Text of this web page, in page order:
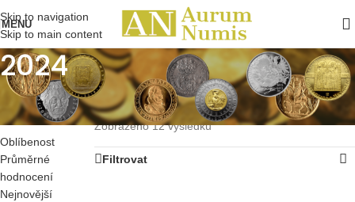
Skip to navigation
Skip to main content
MENU
2024
SEŘADIT
PODLE
Oblíbenost
Průměrné
hodnocení
Nejnovější
Domů Pamětní mince ČR/Stříbrné/2021 - 2030/
2024
Zobrazeno 12 výsledků
Filtrovat